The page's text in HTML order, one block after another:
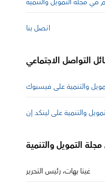
اتصل بنا
التواصل الاجتماعي
والتنمية على فيسبوك
والتنمية على لينكد إن
التمويل والتنمية
غيتا بهات، رئيس التحرير